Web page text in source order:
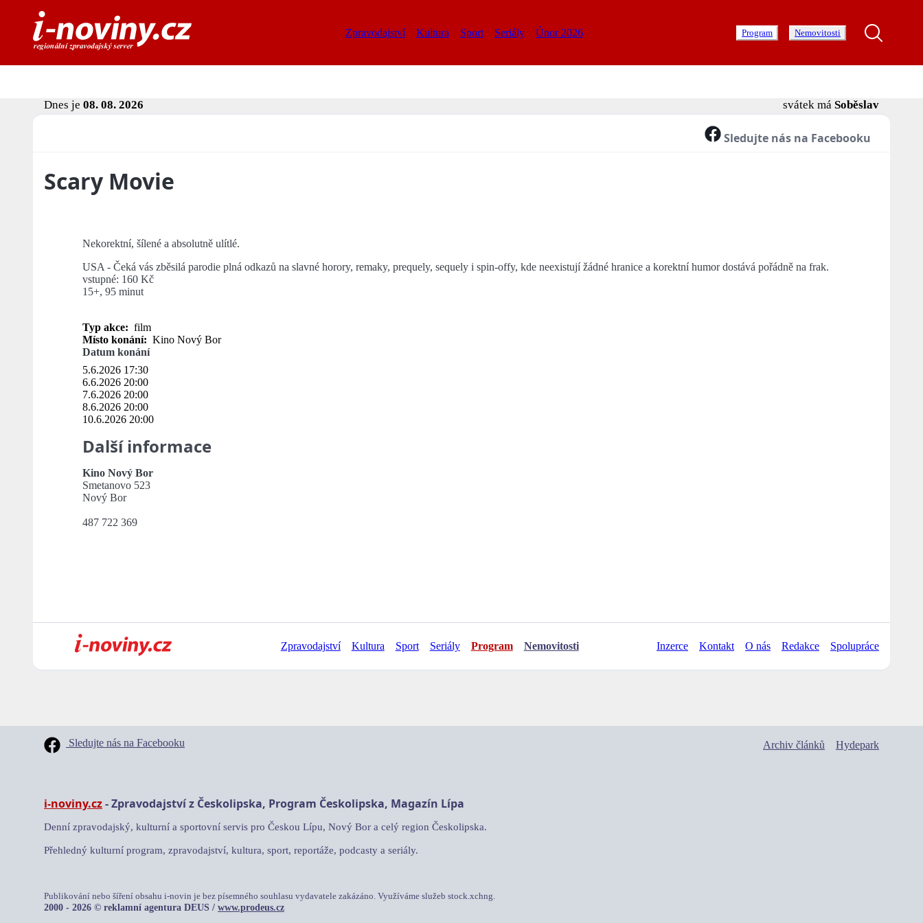
Zpravodajství Kultura Sport Seriály Únor 2026 Program Nemovitosti
Dnes je 08. 08. 2026 svátek má Soběslav
Sledujte nás na Facebooku
Scary Movie
Nekorektní, šílené a absolutně ulítlé.
USA - Čeká vás zběsilá parodie plná odkazů na slavné horory, remaky, prequely, sequely i spin-offy, kde neexistují žádné hranice a korektní humor dostává pořádně na frak.
vstupné: 160 Kč
15+, 95 minut
Typ akce: film
Místo konání: Kino Nový Bor
Datum konání
5.6.2026 17:30
6.6.2026 20:00
7.6.2026 20:00
8.6.2026 20:00
10.6.2026 20:00
Další informace
Kino Nový Bor
Smetanovo 523
Nový Bor
487 722 369
Zpravodajství Kultura Sport Seriály Program Nemovitosti Inzerce Kontakt O nás Redakce Spolupráce
Sledujte nás na Facebooku Archiv článků Hydepark
i-noviny.cz- Zpravodajství z Českolipska, Program Českolipska, Magazín Lípa
Denní zpravodajský, kulturní a sportovní servis pro Českou Lípu, Nový Bor a celý region Českolipska.
Přehledný kulturní program, zpravodajství, kultura, sport, reportáže, podcasty a seriály.
Publikování nebo šíření obsahu i-novin je bez písemného souhlasu vydavatele zakázáno. Využíváme služeb stock.xchng.
2000 - 2026 © reklamní agentura DEUS / www.prodeus.cz